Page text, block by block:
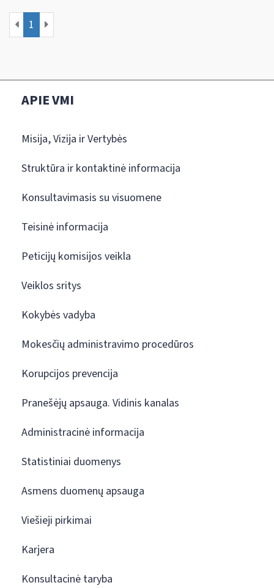
1
APIE VMI
Misija, Vizija ir Vertybės
Struktūra ir kontaktinė informacija
Konsultavimasis su visuomene
Teisinė informacija
Peticijų komisijos veikla
Veiklos sritys
Kokybės vadyba
Mokesčių administravimo procedūros
Korupcijos prevencija
Pranešėjų apsauga. Vidinis kanalas
Administracinė informacija
Statistiniai duomenys
Asmens duomenų apsauga
Viešieji pirkimai
Karjera
Konsultacinė taryba